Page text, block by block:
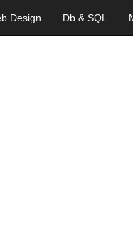
Design Db & SQL